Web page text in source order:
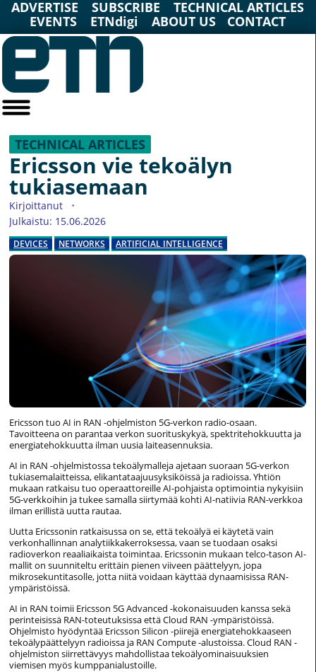
ADVERTISE SUBSCRIBE
TECHNICAL ARTICLES
EVENTS
ETNdigi ABOUT US CONTACT
TECHNICAL ARTICLES
Ericsson vie tekoälyn
tukiasemaan
Kirjoittanut
Julkaistu: 15.06.2026
DEVICES NETWORKS ARTIFICIAL INTELLIGENCE
Ericsson tuo AI in RAN -ohjelmiston 5G-verkon radio-osaan.
Tavoitteena on parantaa verkon suorituskykyä, spektritehokkuutta ja
energiatehokkuutta ilman uusia laiteasennuksia.
AI in RAN -ohjelmistossa tekoälymalleja ajetaan suoraan 5G-verkon
tukiasemalaitteissa, elikantataajuusyksiköissä ja radioissa. Yhtiön
mukaan ratkaisu tuo operaattoreille AI-pohjaista optimointia nykyisiin
5G-verkkoihin ja tukee samalla siirtymää kohti AI-natiivia RAN-verkkoa
ilman erillistä uutta rautaa.
Uutta Ericssonin ratkaisussa on se, että tekoälyä ei käytetä vain
verkonhallinnan analytiikkakerroksessa, vaan se tuodaan osaksi
radioverkon reaaliaikaista toimintaa. Ericssonin mukaan telco-tason AI-
mallit on suunniteltu erittäin pienen viiveen päättelyyn, jopa
mikrosekuntitasolle, jotta niitä voidaan käyttää dynaamisissa RAN-
ympäristöissä.
AI in RAN toimii Ericsson 5G Advanced -kokonaisuuden kanssa sekä
perinteisissä RAN-toteutuksissa että Cloud RAN -ympäristöissä.
Ohjelmisto hyödyntää Ericsson Silicon -piirejä energiatehokkaaseen
tekoälypäättelyyn radioissa ja RAN Compute -alustoissa. Cloud RAN -
ohjelmiston siirrettävyys mahdollistaa tekoälyominaisuuksien
viemisen myös kumppanialustoille.